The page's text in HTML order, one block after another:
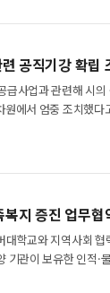
공직기강 확립
사업과 관련해 시
에서 엄중 조치했다
민
지 증진 업무협
학교와 지역사회 협
관이 보유한 인적·
대하기